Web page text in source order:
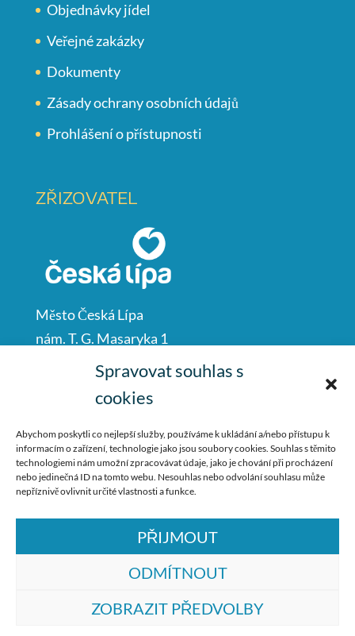
Spravovat souhlas s
cookies
Abychom poskytli co nejlepší služby, používáme k ukládání a/nebo přístupu k
informacím o zařízení, technologie jako jsou soubory cookies. Souhlas s těmito
technologiemi nám umožní zpracovávat údaje, jako je chování při procházení
nebo jedinečná ID na tomto webu. Nesouhlas nebo odvolání souhlasu může
nepříznivě ovlivnit určité vlastnosti a funkce.
PŘIJMOUT
ODMÍTNOUT
ZOBRAZIT PŘEDVOLBY
Objednávky jídel
Veřejné zakázky
Dokumenty
Zásady ochrany osobních údajů
Prohlášení o přístupnosti
ZŘIZOVATEL
Město Česká Lípa
nám. T. G. Masaryka 1
Česká Lípa
487 881 111
podatelna@mucl.cz